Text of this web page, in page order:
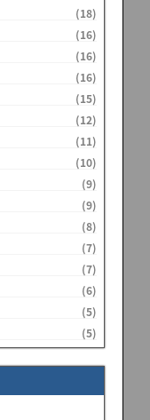
(18)
(16)
(16)
(16)
(15)
(12)
(11)
(10)
(9)
(9)
(8)
(7)
(7)
(6)
(5)
(5)